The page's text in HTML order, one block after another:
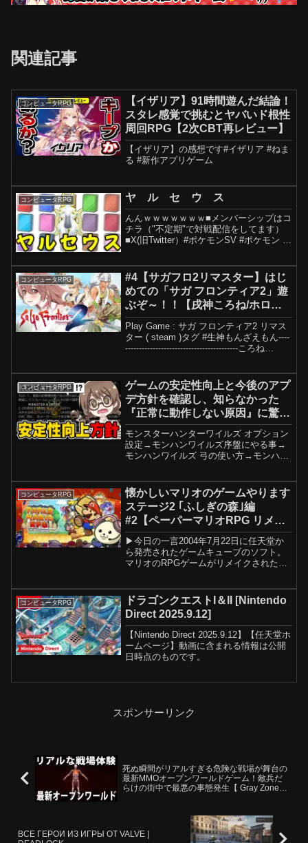
関連記事
コンピュータRPG
【イザリア】91時間遊んだ結論！
スタレ感覚で挑むとヤバいド根性
周回RPG【2次CBT再レビュー】
【イザリア】の感想です#イザリア #ねま
る #新作アプリゲーム
コンピュータRPG ヤ ル セ ウ ス
んんｗｗｗｗｗｗｗ■メンバーシップはコ
チラ（"不定期"で対戦配信をしてます）
■X(旧Twitter）#ポケモンSV #ポケモン #
コンピュータRPG
#4【サガフロ2リマスター】はじ
めての「サガ フロンティア2」遊
ぶぞ～！！【戌神ころね/ホロラ
イブ】
Play Game : サガ フロンティア2 リマス
ター ( steam )タグ #生神もんざえもん​​​​​​​​​​​----
-----------------------------------------ころね
コンピュータRPG
ゲームの安定性向上と今後のアプ
デ方針を確認し、知らなかった
『正常に動作しない原因』に驚く
茶々茶【モンハンワイルズ】
モンスターハンターワイルズ オプション
設定→モンハンワイルズ序盤にやる事→
モンハンワイルズ 弓の使い方→モンハン
Wildsの新情報の解説・攻略・小ネタ...
コンピュータRPG
懐かしいマリオのゲームやります
ステージ2 ｢ふしぎの森｣編
#2【ペーパーマリオRPG リメイ
ク】
▶今日の一言2004年7月22日に任天堂か
ら発売されたゲームキューブのソフト。
マリオのRPGゲームがリメイクされたの
-------...
コンピュータRPG
ドラゴンクエストI＆II [Nintendo
Direct 2025.9.12]
【Nintendo Direct 2025.9.12】【任天堂ホ
ームページ】動画に含まれる情報は公開
日時点のものです。
スポンサーリンク
死ぬ瞬間がリアルすぎる危険な戦場が舞台の
最新MMOオープンワールドゲーム！敵兵だ
らけの街中で最悪の事態発生【 Gray Zone
ВСЕ ГЕРОИ ИЗ ИГРЫ ОТ VALVE |